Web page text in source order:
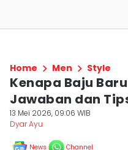
Home Men Style
Kenapa Baju
Jawaban dan
13 Mei 2026, 09:06 WIB
Dyar Ayu
News Channel